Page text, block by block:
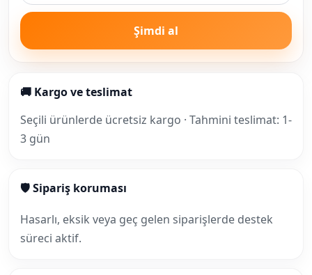
Şimdi al
🚚 Kargo ve teslimat
Seçili ürünlerde ücretsiz kargo · Tahmini teslimat: 1-
3 gün
🛡 Sipariş koruması
Hasarlı, eksik veya geç gelen siparişlerde destek
süreci aktif.